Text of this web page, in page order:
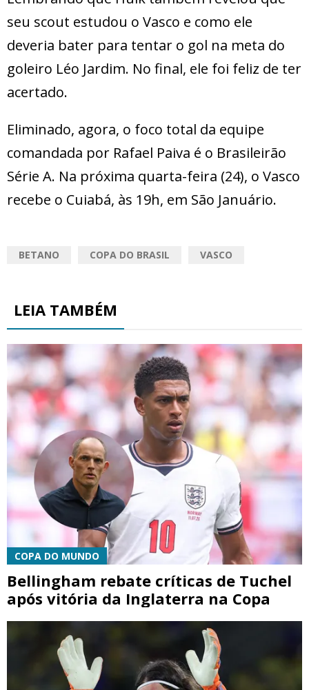
seu scout estudou o Vasco e como ele
deveria bater para tentar o gol na meta do
goleiro Léo Jardim. No final, ele foi feliz de ter
acertado.
Eliminado, agora, o foco total da equipe
comandada por Rafael Paiva é o Brasileirão
Série A. Na próxima quarta-feira (24), o Vasco
recebe o Cuiabá, às 19h, em São Januário.
BETANO COPA DO BRASIL VASCO
LEIA TAMBÉM
COPA DO MUNDO
Bellingham rebate críticas de Tuchel
após vitória da Inglaterra na Copa